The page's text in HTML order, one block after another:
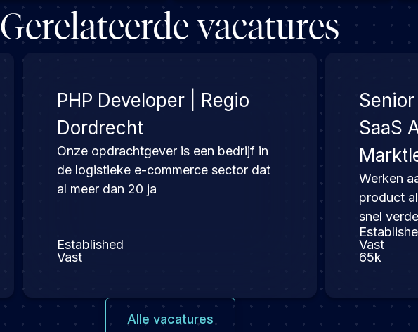
Gerelateerde vacatures
PHP Developer | Regio
Dordrecht
Onze opdrachtgever is een bedrijf in
de logistieke e-commerce sector dat
al meer dan 20 ja
Established
Vast
Senior
SaaS
Werken
product
snel
Vast
65k
Alle vacatures